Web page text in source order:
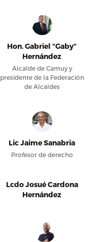
Hon. Gabriel “Gaby”
Hernández
Alcalde de Camuy y
presidente de la Federación
de Alcaldes
Lic Jaime Sanabria
Profesor de derecho
Lcdo Josué Cardona
Hernández